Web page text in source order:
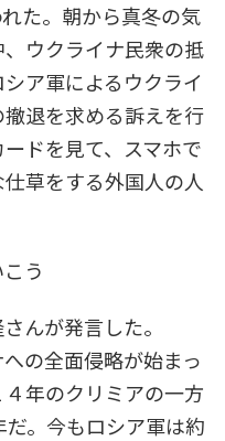
た。朝から真冬の気
ウクライナ民衆の抵
ア軍によるウクライ
退を求める訴えを行
ドを見て、スマホで
草をする外国人の人
う
んが発言した。
の全面侵略が始まっ
年のクリミアの一方
。今もロシア軍は約